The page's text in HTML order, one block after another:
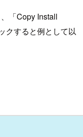
「Copy Install
クすると例として以